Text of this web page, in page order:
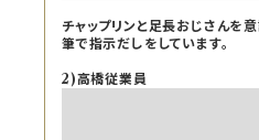
チャップリンと足長おじさんを
筆で指示だしをしています。
2)高橋従業員